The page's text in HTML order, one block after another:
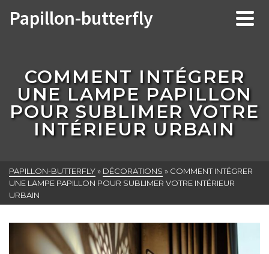
Papillon-butterfly
COMMENT INTÉGRER
UNE LAMPE PAPILLON
POUR SUBLIMER VOTRE
INTÉRIEUR URBAIN
PAPILLON-BUTTERFLY» DÉCORATIONS » COMMENT INTÉGRER
UNE LAMPE PAPILLON POUR SUBLIMER VOTRE INTÉRIEUR
URBAIN